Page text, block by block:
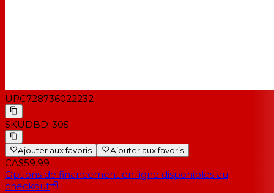
UPC728736022232
SKUDBD-305
Ajouter aux favoris Ajouter aux favoris
CA$59.99
Options de financement en ligne disponibles au
checkout